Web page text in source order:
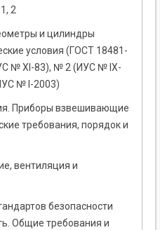
2
и цилиндры
условия (ГОСТ 18481-
№ XI-83), № 2 (ИУС № IX-
№ I-2003)
Приборы взвешивающие
требования, порядок и
вентиляция и
безопасности
Общие требования и